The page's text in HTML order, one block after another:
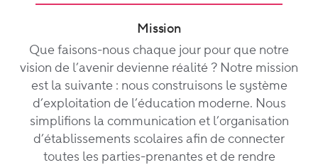
Mission
Que faisons-nous chaque jour pour que notre
vision de l’avenir devienne réalité ? Notre mission
est la suivante : nous construisons le système
d’exploitation de l’éducation moderne. Nous
simplifions la communication et l’organisation
d’établissements scolaires afin de connecter
toutes les parties-prenantes et de rendre